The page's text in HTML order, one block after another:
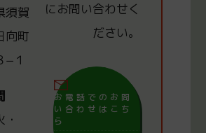
須賀
向町
−１
にお問い合わせく
ださい。
お電話でのお問
い合わせはこち
ら